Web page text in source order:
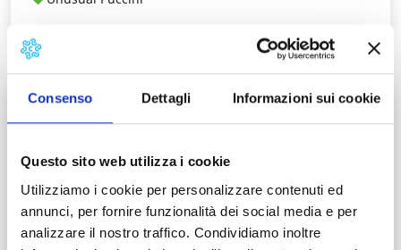
Consenso Dettagli Informazioni sui cookie
Questo sito web utilizza i cookie
Utilizziamo i cookie per personalizzare contenuti ed
annunci, per fornire funzionalità dei social media e per
analizzare il nostro traffico. Condividiamo inoltre